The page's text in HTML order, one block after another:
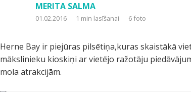
MERITA SALMA
01.02.2016 1 min lasīšanai 6 foto
Herne Bay ir piejūras pilsētiņa,kuras skaistākā
mākslinieku kioskiņi ar vietējo ražotāju
mola atrakcijām.